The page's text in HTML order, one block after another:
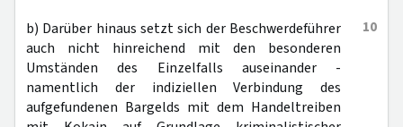
10
b) Darüber hinaus setzt sich der Beschwerdeführer
auch nicht hinreichend mit den besonderen
Umständen des Einzelfalls auseinander -
namentlich der indiziellen Verbindung des
aufgefundenen Bargelds mit dem Handeltreiben